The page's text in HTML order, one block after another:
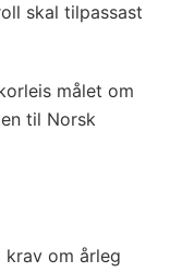
skal tilpassast
målet om
til Norsk
om årleg